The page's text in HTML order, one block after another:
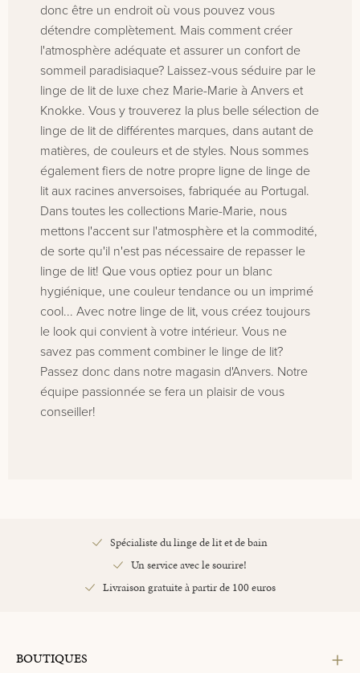
donc être un endroit où vous pouvez vous
détendre complètement. Mais comment créer
l'atmosphère adéquate et assurer un confort de
sommeil paradisiaque? Laissez-vous séduire par le
linge de lit de luxe chez Marie-Marie à Anvers et
Knokke. Vous y trouverez la plus belle sélection de
linge de lit de différentes marques, dans autant de
matières, de couleurs et de styles. Nous sommes
également fiers de notre propre ligne de linge de
lit aux racines anversoises, fabriquée au Portugal.
Dans toutes les collections Marie-Marie, nous
mettons l'accent sur l'atmosphère et la commodité,
de sorte qu'il n'est pas nécessaire de repasser le
linge de lit! Que vous optiez pour un blanc
hygiénique, une couleur tendance ou un imprimé
cool... Avec notre linge de lit, vous créez toujours
le look qui convient à votre intérieur. Vous ne
savez pas comment combiner le linge de lit?
Passez donc dans notre magasin d'Anvers. Notre
équipe passionnée se fera un plaisir de vous
conseiller!
Spécialiste du linge de lit et de bain
Un service avec le sourire!
Livraison gratuite à partir de 100 euros
BOUTIQUES